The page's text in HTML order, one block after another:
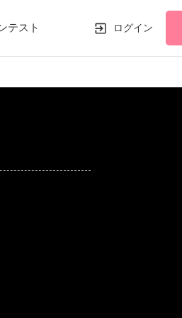
テスト ログイン